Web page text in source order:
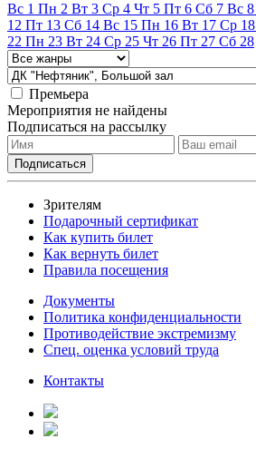
Вс 1 Пн 2 Вт 3 Ср 4 Чт 5 Пт 6 Сб 7 Вс 8
12 Пт 13 Сб 14 Вс 15 Пн 16 Вт 17 Ср 18
22 Пн 23 Вт 24 Ср 25 Чт 26 Пт 27 Сб 28
Премьера
Мероприятия не найдены
Подписаться на рассылку
Зрителям
Подарочный сертификат
Как купить билет
Как вернуть билет
Правила посещения
Документы
Политика конфиденциальности
Противодействие экстремизму
Спец. оценка условий труда
Контакты